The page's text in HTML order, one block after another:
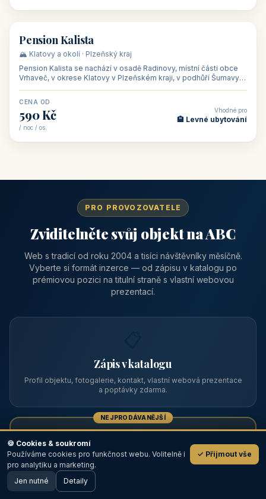
🏡 penzion
Pension Kalista
🏔️ Klatovy a okolí · Plzeňský kraj
Pension Kalista se nachází v osadě Radinovy, místní části obce
Vrhaveč, v okrese Klatovy v Plzeňském kraji, v podhůří Šumavy
CENA OD
590 Kč
/ noc / os.
Vhodné pro
🏨 Levné ubytování
PRO PROVOZOVATELE
Zviditelněte svůj objekt na ABC
Web s tradicí od roku 2004 a tisíci návštěvníky měsíčně.
Vyberte si formát inzerce — od zápisu v katalogu po
prémiovou pozici na titulní straně s vlastní webovou
prezentací.
Zápis v katalogu
Profil objektu, fotogalerie, kontakt, vlastní webová prezentace
a poptávky zdarma.
NEJPRODÁVANĚJŠÍ
Prémiový partner
TOP pozice na titulce, přednost ve výpisech, zlatý odznak a
💬
🖥️ Desktop verze
🍪 Cookies & soukromí
Používáme cookies pro funkčnost webu. Volitelně i
pro analytiku a marketing.
✓ Přijmout vše
Jen nutné Detaily